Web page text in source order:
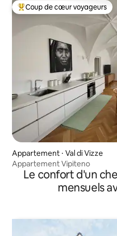
Coups de cœur voyageurs les
Coup de cœur voyageurs
Appartement ⋅ Val di Vizze
Appartement Vipiteno
Le confort d'un
mensuels